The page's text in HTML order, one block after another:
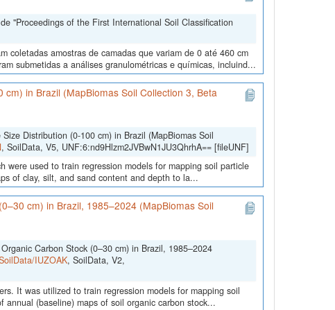
"Proceedings of the First International Soil Classification
coletadas amostras de camadas que variam de 0 até 460 cm
submetidas a análises granulométricas e químicas, incluind...
in Brazil (MapBiomas Soil Collection 3, Beta
Distribution (0-100 cm) in Brazil (MapBiomas Soil
, SoilData, V5, UNF:6:nd9Hlzm2JVBwN1JU3QhrhA== [fileUNF]
used to train regression models for mapping soil particle
of clay, silt, and sand content and depth to la...
cm) in Brazil, 1985–2024 (MapBiomas Soil
Carbon Stock (0–30 cm) in Brazil, 1985–2024
IUZOAK, SoilData, V2,
It was utilized to train regression models for mapping soil
(baseline) maps of soil organic carbon stock...